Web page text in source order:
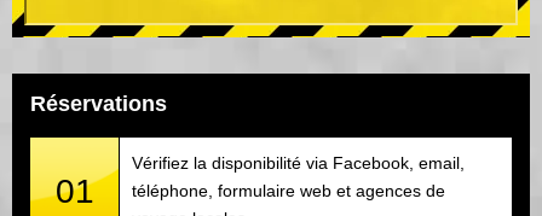
Réservations
01
Vérifiez la disponibilité via Facebook, email,
téléphone, formulaire web et agences de